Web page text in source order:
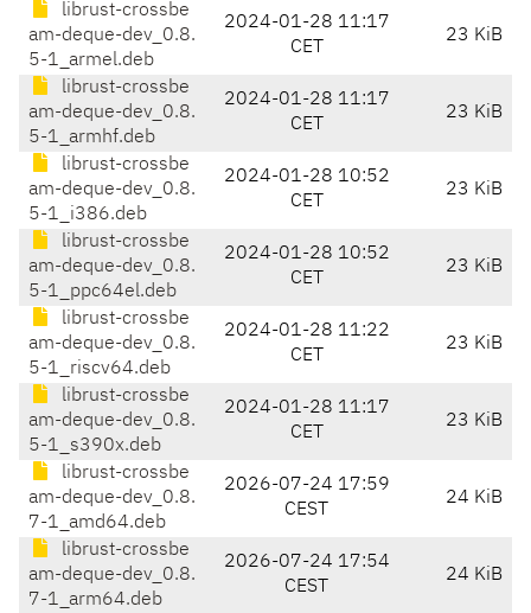
librust-crossbe
am-deque-dev_0.8.
5-1_armel.deb
2024-01-28 11:17
CET
23 KiB
librust-crossbe
am-deque-dev_0.8.
5-1_armhf.deb
2024-01-28 11:17
CET
23 KiB
librust-crossbe
am-deque-dev_0.8.
5-1_i386.deb
2024-01-28 10:52
CET
23 KiB
librust-crossbe
am-deque-dev_0.8.
5-1_ppc64el.deb
2024-01-28 10:52
CET
23 KiB
librust-crossbe
am-deque-dev_0.8.
5-1_riscv64.deb
2024-01-28 11:22
CET
23 KiB
librust-crossbe
am-deque-dev_0.8.
5-1_s390x.deb
2024-01-28 11:17
CET
23 KiB
librust-crossbe
am-deque-dev_0.8.
7-1_amd64.deb
2026-07-24 17:59
CEST
24 KiB
librust-crossbe
am-deque-dev_0.8.
7-1_arm64.deb
2026-07-24 17:54
CEST
24 KiB